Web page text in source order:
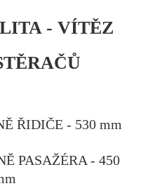
- VÍTĚZ
ŘIDIČE - 530 mm
PASAŽÉRA - 450